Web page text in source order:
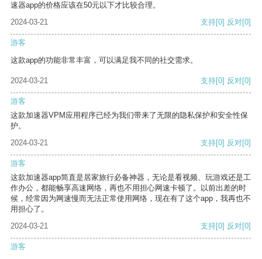
速器app的价格应该在50元以下才比较合理。
2024-03-21
支持[0] 反对[0]
游客
这款app的功能非常丰富，可以满足我不同的社交需求。
2024-03-21 支持[0] 反对[0]
游客
这款加速器VPM应用程序已经为我们带来了无限的隐私保护和安全性保
护。
2024-03-21
支持[0] 反对[0]
游客
这款加速器app简直是居家旅行必备神器，无论是看视频、玩游戏还是工
作办公，都能畅享高速网络，再也不用担心网速卡顿了。以前出差的时
候，经常因为网速慢而无法正常使用网络，现在有了这个app，我再也不
用担心了。
2024-03-21
支持[0] 反对[0]
游客